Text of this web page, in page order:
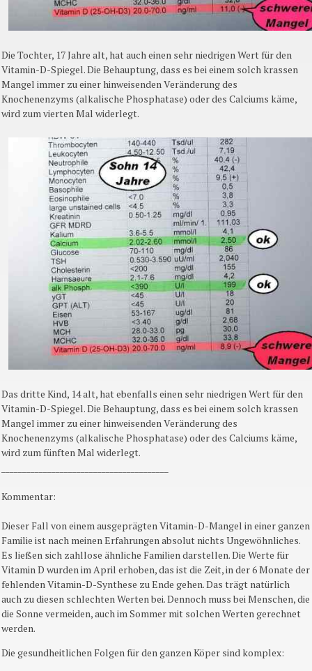
Die Tochter, 17 Jahre alt, hat auch einen sehr niedrigen Wert für den
Vitamin-D-Spiegel. Die Behauptung, dass es bei einem solch krassen
Mangel immer zu einer hinweisenden Veränderung des
Knochenenzyms (alkalische Phosphatase) oder des Calciums käme,
wird zum vierten Mal widerlegt.
Das dritte Kind, 14 alt, hat ebenfalls einen sehr niedrigen Wert für den
Vitamin-D-Spiegel. Die Behauptung, dass es bei einem solch krassen
Mangel immer zu einer hinweisenden Veränderung des
Knochenenzyms (alkalische Phosphatase) oder des Calciums käme,
wird zum fünften Mal widerlegt.
Kommentar:
Dieser Fall von einem ausgeprägten Vitamin-D-Mangel in einer ganzen
Familie ist nach meinen Erfahrungen absolut nichts Ungewöhnliches.
Es ließen sich zahllose ähnliche Familien darstellen. Die Werte für
Vitamin D wurden im April erhoben, das ist die Zeit, in der 6 Monate der
fehlenden Vitamin-D-Synthese zu Ende gehen. Das trägt natürlich
auch zu diesen schlechten Werten bei. Dennoch muss bei Menschen, die
die Sonne vermeiden, auch im Sommer mit solchen Werten gerechnet
werden.
Die gesundheitlichen Folgen für den ganzen Köper sind komplex: